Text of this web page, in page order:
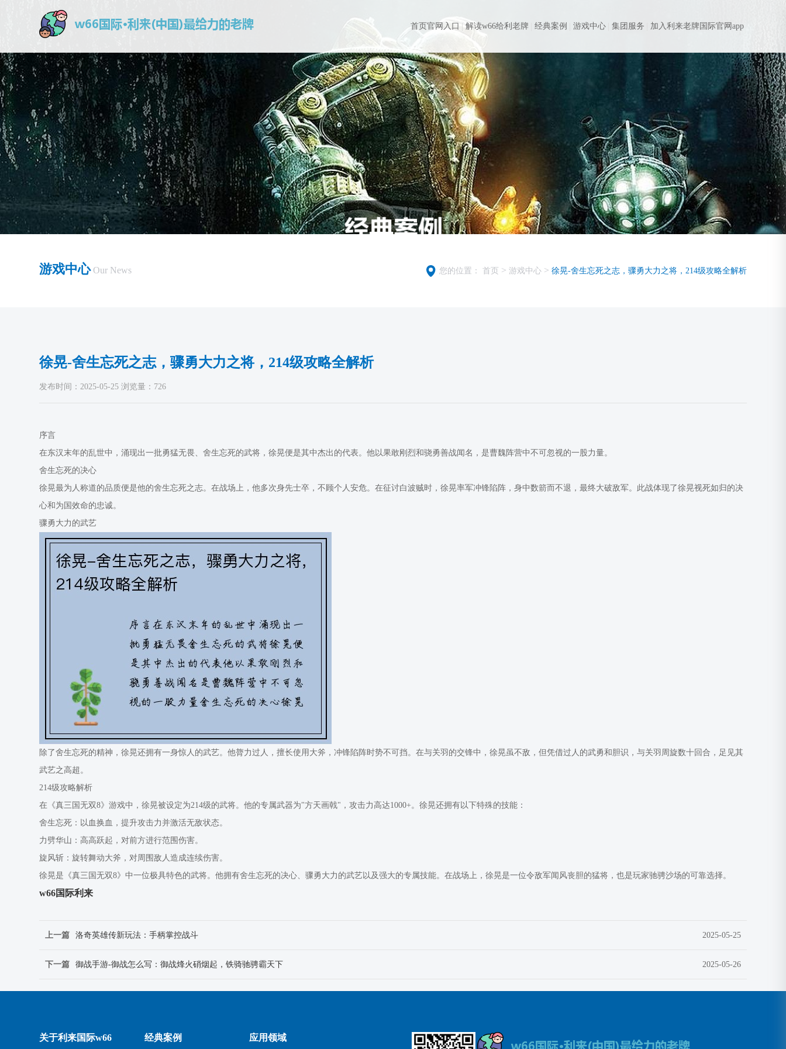
首页官网入口 解读w66给利老牌 经典案例 游戏中心 集团服务 加入利来老牌国际官网app
游戏中心 Our News 您的位置： 首页 > 游戏中心> 徐晃-舍生忘死之志，骤勇大力之将，214级攻略全解析
徐晃-舍生忘死之志，骤勇大力之将，214级攻略全解析
发布时间：2025-05-25 浏览量：726
序言
在东汉末年的乱世中，涌现出一批勇猛无畏、舍生忘死的武将，徐晃便是其中杰出的代表。他以果敢刚烈和骁勇善战闻名，是曹魏阵营中不可忽视的一股力量。
舍生忘死的决心
徐晃最为人称道的品质便是他的舍生忘死之志。在战场上，他多次身先士卒，不顾个人安危。在征讨白波贼时，徐晃率军冲锋陷阵，身中数箭而不退，最终大破敌军。此战体现了徐晃视死如归的决
心和为国效命的忠诚。
骤勇大力的武艺
除了舍生忘死的精神，徐晃还拥有一身惊人的武艺。他膂力过人，擅长使用大斧，冲锋陷阵时势不可挡。在与关羽的交锋中，徐晃虽不敌，但凭借过人的武勇和胆识，与关羽周旋数十回合，足见其
武艺之高超。
214级攻略解析
在《真三国无双8》游戏中，徐晃被设定为214级的武将。他的专属武器为"方天画戟"，攻击力高达1000+。徐晃还拥有以下特殊的技能：
舍生忘死：以血换血，提升攻击力并激活无敌状态。
力劈华山：高高跃起，对前方进行范围伤害。
旋风斩：旋转舞动大斧，对周围敌人造成连续伤害。
徐晃是《真三国无双8》中一位极具特色的武将。他拥有舍生忘死的决心、骤勇大力的武艺以及强大的专属技能。在战场上，徐晃是一位令敌军闻风丧胆的猛将，也是玩家驰骋沙场的可靠选择。
w66国际利来
上一篇 洛奇英雄传新玩法：手柄掌控战斗 2025-05-25
下一篇 御战手游-御战怎么写：御战烽火硝烟起，铁骑驰骋霸天下 2025-05-26
关于利来国际w66 经典案例 应用领域